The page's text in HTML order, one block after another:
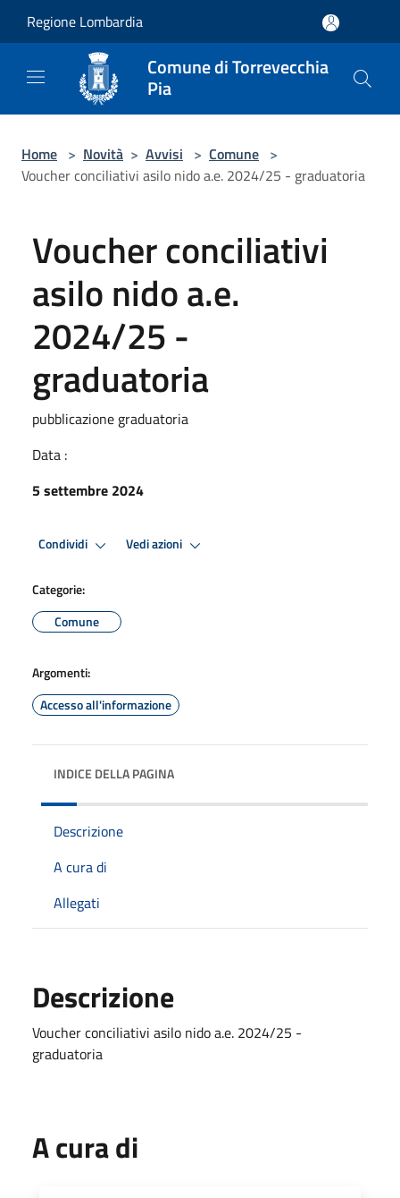
Regione Lombardia
Comune di Torrevecchia
Pia
Home > Novità > Avvisi > Comune >
Voucher conciliativi asilo nido a.e. 2024/25 - graduatoria
Voucher conciliativi
asilo nido a.e.
2024/25 -
graduatoria
pubblicazione graduatoria
Data :
5 settembre 2024
Condividi Vedi azioni
Categorie:
Comune
Argomenti:
Accesso all'informazione
INDICE DELLA PAGINA
Descrizione
A cura di
Allegati
Descrizione
Voucher conciliativi asilo nido a.e. 2024/25 -
graduatoria
A cura di